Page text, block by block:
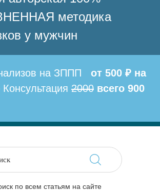
методика
у мужчин
на ЗППП
от 500 ₽ на
Консультация 2000 всего 900
по всем статьям на сайте